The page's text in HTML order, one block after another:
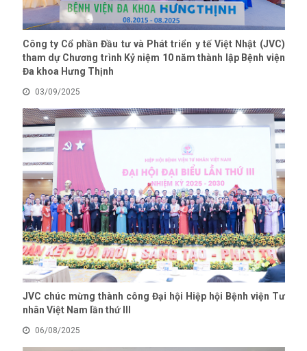
Công ty Cổ phần Đầu tư và Phát triển y tế Việt Nhật (JVC)
tham dự Chương trình Kỷ niệm 10 năm thành lập Bệnh viện
Đa khoa Hưng Thịnh
03/09/2025
JVC chúc mừng thành công Đại hội Hiệp hội Bệnh viện Tư
nhân Việt Nam lần thứ III
06/08/2025